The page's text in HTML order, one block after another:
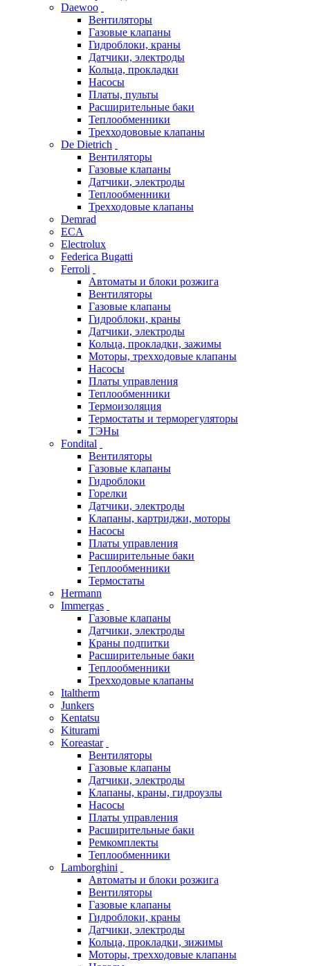
Daewoo
Вентиляторы
Газовые клапаны
Гидроблоки, краны
Датчики, электроды
Кольца, прокладки
Насосы
Платы, пульты
Расширительные баки
Теплообменники
Трехходововые клапаны
De Dietrich
Вентиляторы
Газовые клапаны
Датчики, электроды
Теплообменники
Трехходовые клапаны
Demrad
ECA
Electrolux
Federica Bugatti
Ferroli
Автоматы и блоки розжига
Вентиляторы
Газовые клапаны
Гидроблоки, краны
Датчики, электроды
Кольца, прокладки, зажимы
Моторы, трехходовые клапаны
Насосы
Платы управления
Теплообменники
Термоизоляция
Термостаты и терморегуляторы
ТЭНы
Fondital
Вентиляторы
Газовые клапаны
Гидроблоки
Горелки
Датчики, электроды
Клапаны, картриджи, моторы
Насосы
Платы управления
Расширительные баки
Теплообменники
Термостаты
Hermann
Immergas
Газовые клапаны
Датчики, электроды
Краны подпитки
Расширительные баки
Теплообменники
Трехходовые клапаны
Italtherm
Junkers
Kentatsu
Kiturami
Koreastar
Вентиляторы
Газовые клапаны
Датчики, электроды
Клапаны, краны, гидроузлы
Насосы
Платы управления
Расширительные баки
Ремкомплекты
Теплообменники
Lamborghini
Автоматы и блоки розжига
Вентиляторы
Газовые клапаны
Гидроблоки, краны
Датчики, электроды
Кольца, прокладки, зижимы
Моторы, трехходовые клапаны